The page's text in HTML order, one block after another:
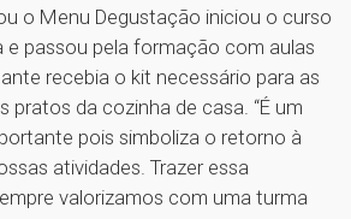
o Menu Degustação iniciou o curso
e passou pela formação com aulas
recebia o kit necessário para as
pratos da cozinha de casa. “É um
pois simboliza o retorno à
atividades. Trazer essa
valorizamos com uma turma